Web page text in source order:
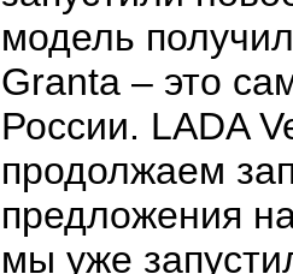
модель
Granta – это
России. LADA
продолжаем
предложения
мы уже